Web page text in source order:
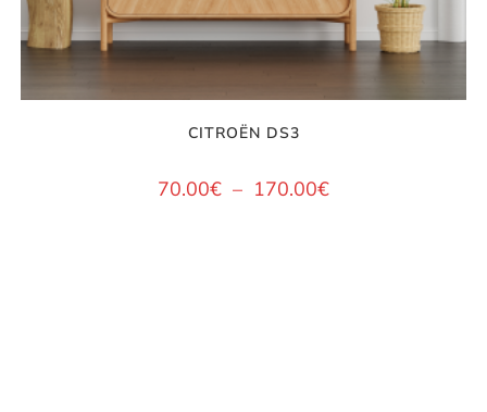
CITROËN DS3
70.00€ – 170.00€